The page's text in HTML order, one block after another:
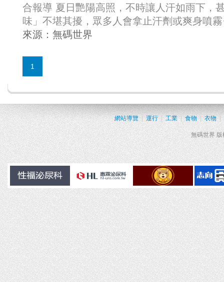
合報導 夏日艷陽高照，不時讓人汗如雨下，
味」不堪其擾，眾多人會拿止汗劑或爽身噴霧
來源： 無碼世界
1
網站導覽 運行 工業 | 食物 衣物 |
無碼世界